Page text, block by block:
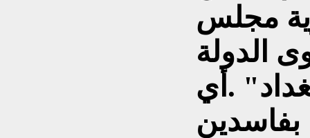
مجلس
الدولة
.أي
بفاسدين